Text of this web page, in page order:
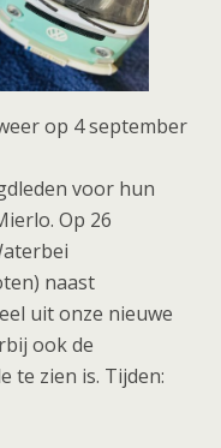
op 4 september
voor hun
Op 26
naast
uit onze nieuwe
ook de
te zien is. Tijden: